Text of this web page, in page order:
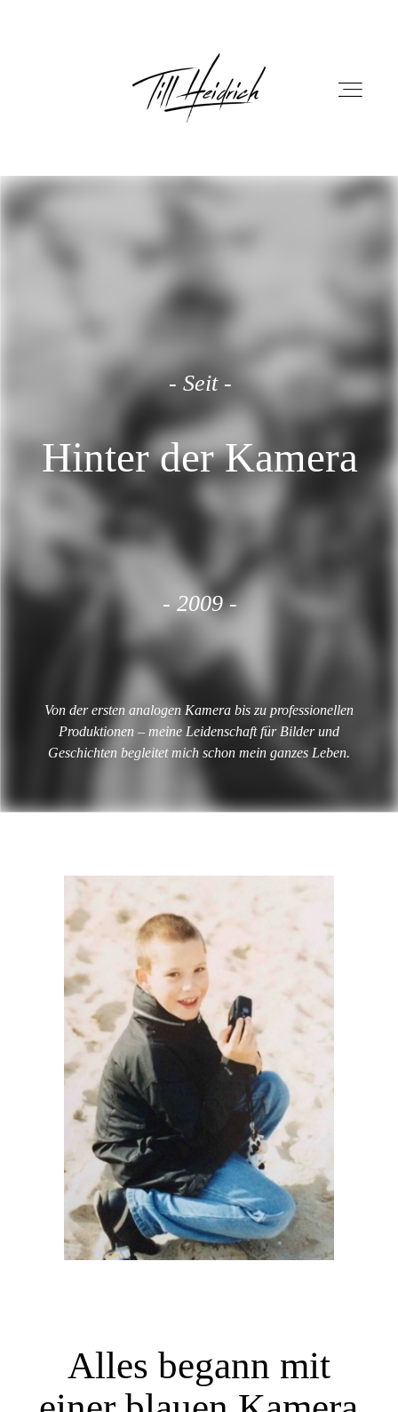
FOTOBOX
LEISTUNGEN
KONTAKT
ABOUT
Hinter der Kamera
- Seit -
- 2009 -
Von der ersten analogen Kamera bis zu professionellen
Produktionen – meine Leidenschaft für Bilder und
Geschichten begleitet mich schon mein ganzes Leben.
Alles begann mit